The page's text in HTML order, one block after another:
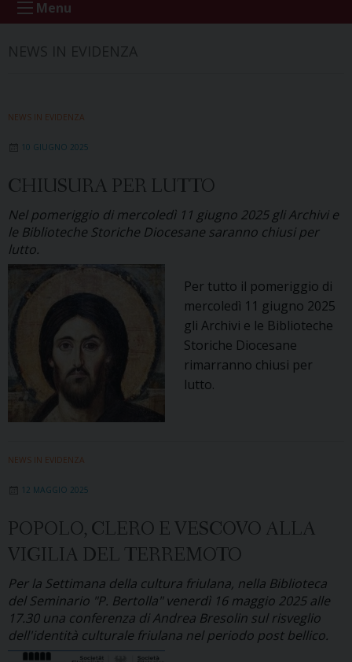
Menu
NEWS IN EVIDENZA
10 GIUGNO 2025
CHIUSURA PER LUTTO
Nel pomeriggio di mercoledì 11 giugno 2025 gli Archivi e
le Biblioteche Storiche Diocesane saranno chiusi per
lutto.
Per tutto il pomeriggio di
mercoledì 11 giugno 2025
gli Archivi e le Biblioteche
Storiche Diocesane
rimarranno chiusi per
lutto.
NEWS IN EVIDENZA
12 MAGGIO 2025
POPOLO, CLERO E VESCOVO ALLA
VIGILIA DEL TERREMOTO
Per la Settimana della cultura friulana, nella Biblioteca
del Seminario "P. Bertolla" venerdì 16 maggio 2025 alle
17.30 una conferenza di Andrea Bresolin sul risveglio
dell'identità culturale friulana nel periodo post bellico.